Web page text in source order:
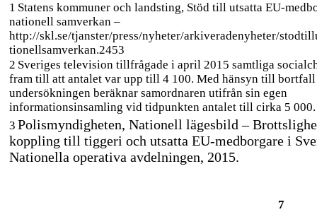
1 Statens kommuner och landsting, Stöd till utsatta EU-
nationell samverkan –
http://skl.se/tjanster/press/nyheter/arkiveradenyheter/
tionellsamverkan.2453
2 Sveriges television tillfrågade i april 2015 samtliga
fram till att antalet var upp till 4 100. Med hänsyn till
undersökningen beräknar samordnaren utifrån sin egen
informationsinsamling vid tidpunkten antalet till cirka 5 000.
3 Polismyndigheten, Nationell lägesbild –
koppling till tiggeri och utsatta EU-medborgare i
Nationella operativa avdelningen, 2015.
7